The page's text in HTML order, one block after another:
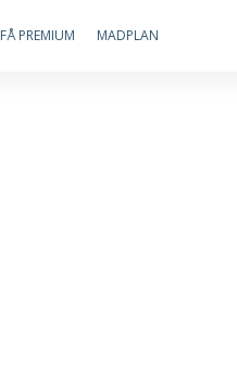
FÅ PREMIUM MADPLAN